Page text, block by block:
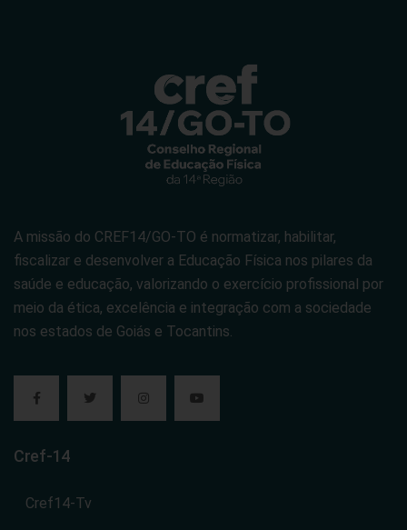
A missão do CREF14/GO-TO é normatizar, habilitar,
fiscalizar e desenvolver a Educação Física nos pilares da
saúde e educação, valorizando o exercício profissional por
meio da ética, excelência e integração com a sociedade
nos estados de Goiás e Tocantins.
Cref-14
Cref14-Tv